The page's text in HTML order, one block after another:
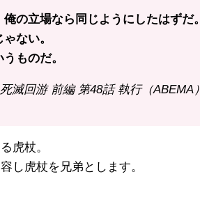
の立場なら同じようにしたはずだ。
ない。
ものだ。
滅回游 前編 第48話 執行（ABEMA）
虎杖。
し虎杖を兄弟とします。